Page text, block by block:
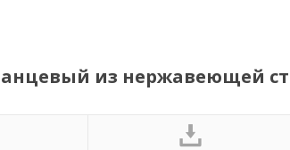
из нержавеющей